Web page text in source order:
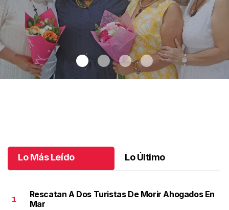
Lo Más Leído Lo Último
1
Rescatan A Dos Turistas De Morir Ahogados En
Mar